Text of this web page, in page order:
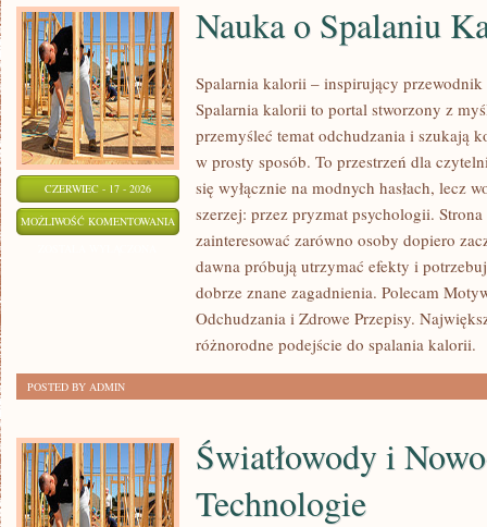
CZERWIEC - 17 - 2026
MOŻLIWOŚĆ KOMENTOWANIA NAUKA
SPALANIU
KALORII
Nauka o Spalaniu
Spalarnia kalorii – inspirujący przewodnik
Spalarnia kalorii to portal stworzony z
przemyśleć temat odchudzania i szukają
w prosty sposób. To przestrzeń dla
się wyłącznie na modnych hasłach, lecz
szerzej: przez pryzmat psychologii.
zainteresować zarówno osoby dopiero
dawna próbują utrzymać efekty i
dobrze znane zagadnienia. Polecam
Odchudzania i Zdrowe Przepisy.
różnorodne podejście do spalania kalorii.
POSTED BY ADMIN
Światłowody i
Technologie